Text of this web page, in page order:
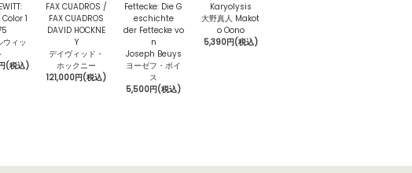
1
ウィッ
(税込)
FAX CUADROS /
FAX CUADROS
DAVID HOCKNE
Y
デイヴィッド・
ホックニー
121,000円(税込)
Fettecke: Die G
eschichte
der Fettecke vo
n
Joseph Beuys
ヨーゼフ・ボイ
ス
5,500円(税込)
Karyolysis
大野真人 Makot
o Oono
5,390円(税込)